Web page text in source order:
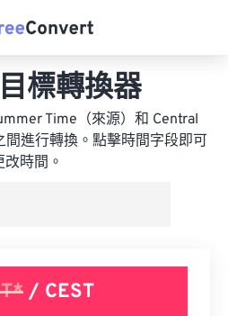
標轉換器
Time（來源）和 Central
進行轉換。點擊時間字段即可
改時間。
/ CEST